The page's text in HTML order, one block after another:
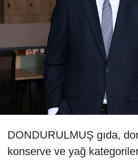
DONDURULMUŞ gıda,
konserve ve yağ